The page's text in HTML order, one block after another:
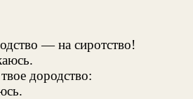
— на сиротство!
дородство: